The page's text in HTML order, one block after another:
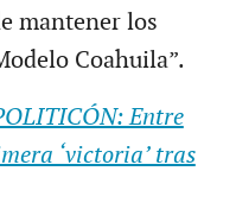
mantener los
Coahuila”.
Entre
‘victoria’ tras